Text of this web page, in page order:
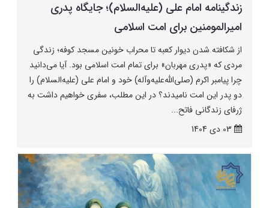
زندگینامه امام علی (علیه‌السلام)؛ جایگاه پدری
امیرالمومنین برای امت اسلامی
از شکافته شدن دیوار کعبه تا محراب خونین مسجد کوفه؛ زندگی
مردی که «پدری مهربان» برای تمام امت اسلامی بود. آیا می‌دانید
چرا پیامبر اکرم (صلی‌الله‌علیه‌وآله) خود و امام علی (علیه‌السلام) را
دو پدر این امت نامیدند؟ در این مطلب، سفری خواهیم داشت به
ژرفای زندگانی فاتح...